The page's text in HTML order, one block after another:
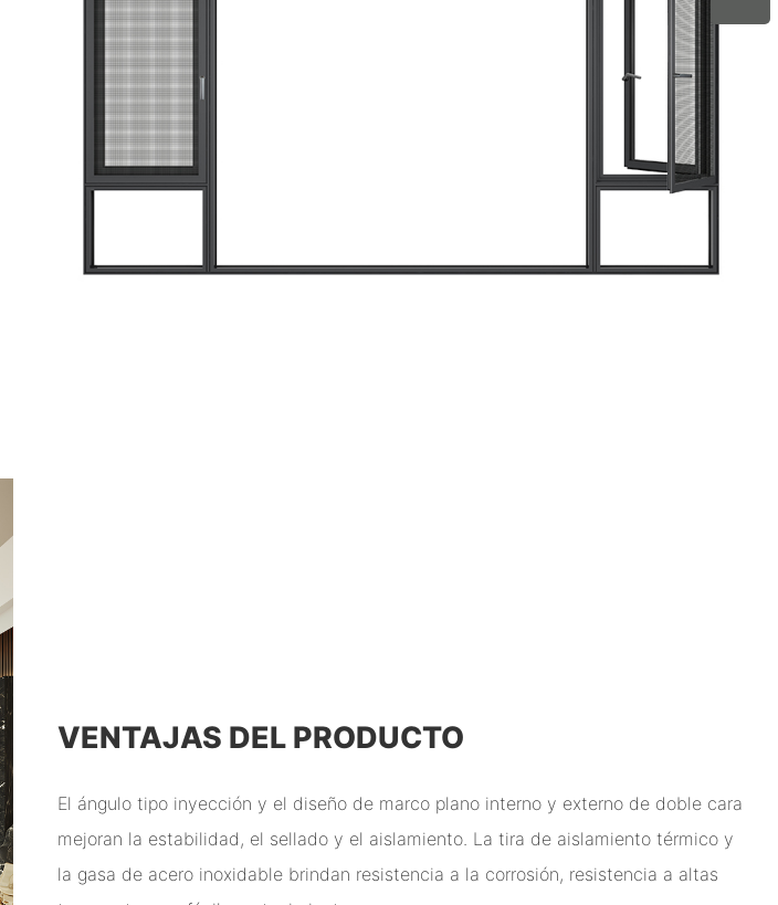
VENTAJAS DEL PRODUCTO
El ángulo tipo inyección y el diseño de marco plano interno y externo de doble cara
mejoran la estabilidad, el sellado y el aislamiento. La tira de aislamiento térmico y
la gasa de acero inoxidable brindan resistencia a la corrosión, resistencia a altas